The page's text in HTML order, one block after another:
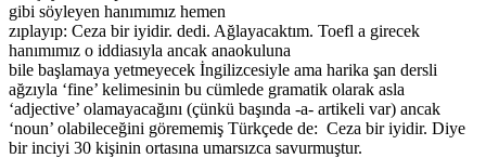
gibi söyleyen hanımımız hemen
zıplayıp: Ceza bir iyidir. dedi. Ağlayacaktım. Toefl a girecek
hanımımız o iddiasıyla ancak anaokuluna
bile başlamaya yetmeyecek İngilizcesiyle ama harika şan dersli
ağzıyla ‘fine’ kelimesinin bu cümlede gramatik olarak asla
‘adjective’ olamayacağını (çünkü başında -a- artikeli var) ancak
‘noun’ olabileceğini görememiş Türkçede de: Ceza bir iyidir. Diye
bir inciyi 30 kişinin ortasına umarsızca savurmuştur.